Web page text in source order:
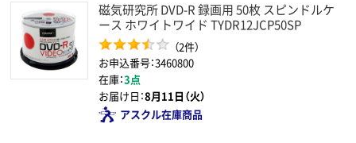
磁気研究所 DVD-R 録画用 50枚 スピンドルケ
ース ホワイトワイド TYDR12JCP50SP
（2件）
お申込番号：3460800
在庫：3点
お届け日：8月11日（火）
アスクル在庫商品